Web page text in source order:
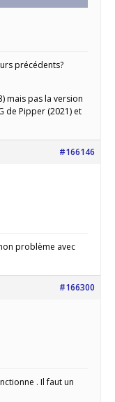
précédents?
mais pas la version
de Pipper (2021) et
#166146
problème avec
#166300
. Il faut un